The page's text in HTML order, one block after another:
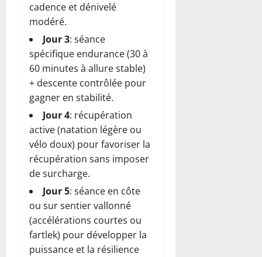
cadence et dénivelé
modéré.
Jour 3: séance
spécifique endurance (30 à
60 minutes à allure stable)
+ descente contrôlée pour
gagner en stabilité.
Jour 4: récupération
active (natation légère ou
vélo doux) pour favoriser la
récupération sans imposer
de surcharge.
Jour 5: séance en côte
ou sur sentier vallonné
(accélérations courtes ou
fartlek) pour développer la
puissance et la résilience